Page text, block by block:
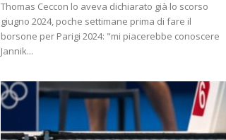
Thomas Ceccon lo aveva dichiarato già lo scorso
giugno 2024, poche settimane prima di fare il
borsone per Parigi 2024: "mi piacerebbe conoscere
Jannik...